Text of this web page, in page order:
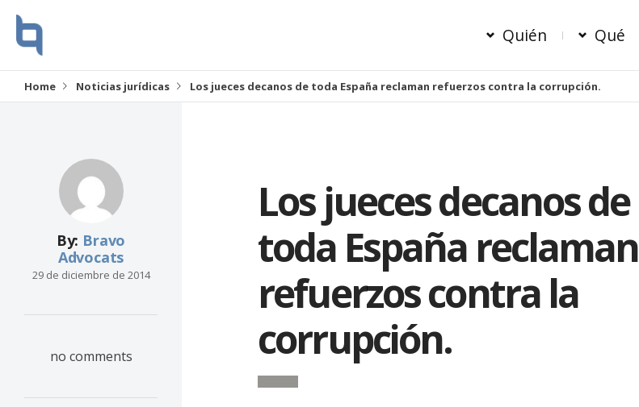
Quién Qué
Home Noticias jurídicas Los jueces decanos de toda España reclaman refuerzos contra la corrupción.
By: Bravo
Advocats
29 de diciembre de 2014
no comments
Los jueces decanos de
toda España reclaman
refuerzos contra la
corrupción.